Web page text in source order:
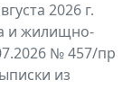
2026 г.
и жилищно-
№ 457/пр
из